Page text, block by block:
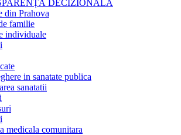
DECIZIONALĂ
din Prahova
familie
individuale
in sanatate publica
sanatatii
medicala comunitara